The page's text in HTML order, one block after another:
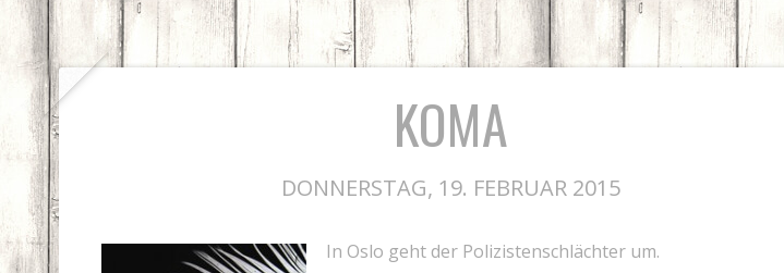
KOMA
DONNERSTAG, 19. FEBRUAR 2015
In Oslo geht der Polizistenschlächter um.